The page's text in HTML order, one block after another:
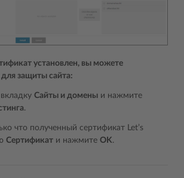
установлен, вы можете
для защиты сайта:
Сайты и домены и нажмите
.
что полученный сертификат Let’s
Сертификат и нажмите OK.